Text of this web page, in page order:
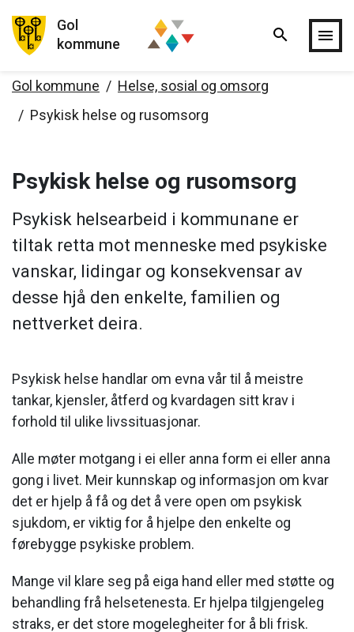
Hopp til hovedinnholdet
Gol
kommune
search menu
Gol kommune
Helse, sosial og omsorg
Psykisk helse og rusomsorg
Psykisk helse og rusomsorg
Psykisk helsearbeid i kommunane er
tiltak retta mot menneske med psykiske
vanskar, lidingar og konsekvensar av
desse hjå den enkelte, familien og
nettverket deira.
Psykisk helse handlar om evna vår til å meistre
tankar, kjensler, åtferd og kvardagen sitt krav i
forhold til ulike livssituasjonar.
Alle møter motgang i ei eller anna form ei eller anna
gong i livet. Meir kunnskap og informasjon om kvar
det er hjelp å få og det å vere open om psykisk
sjukdom, er viktig for å hjelpe den enkelte og
førebygge psykiske problem.
Mange vil klare seg på eiga hand eller med støtte og
behandling frå helsetenesta. Er hjelpa tilgjengeleg
straks, er det store mogelegheiter for å bli frisk.